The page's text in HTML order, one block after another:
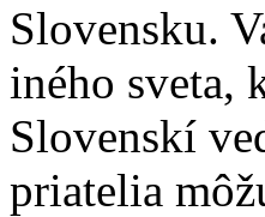
Slovensku.
iného sveta,
Slovenskí
priatelia